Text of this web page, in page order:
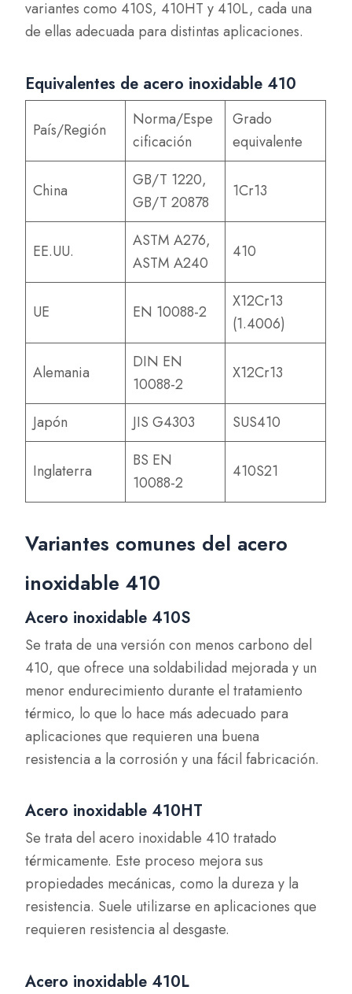
variantes como 410S, 410HT y 410L, cada una
de ellas adecuada para distintas aplicaciones.
Equivalentes de acero inoxidable 410
País/Región
Norma/Espe
cificación
Grado
equivalente
China
GB/T 1220,
GB/T 20878
1Cr13
EE.UU.
ASTM A276,
ASTM A240
410
UE EN 10088-2
X12Cr13
(1.4006)
Alemania
DIN EN
10088-2
X12Cr13
Japón JIS G4303 SUS410
Inglaterra
BS EN
10088-2
410S21
Variantes comunes del acero
inoxidable 410
Acero inoxidable 410S
Se trata de una versión con menos carbono del
410, que ofrece una soldabilidad mejorada y un
menor endurecimiento durante el tratamiento
térmico, lo que lo hace más adecuado para
aplicaciones que requieren una buena
resistencia a la corrosión y una fácil fabricación.
Acero inoxidable 410HT
Se trata del acero inoxidable 410 tratado
térmicamente. Este proceso mejora sus
propiedades mecánicas, como la dureza y la
resistencia. Suele utilizarse en aplicaciones que
requieren resistencia al desgaste.
Acero inoxidable 410L